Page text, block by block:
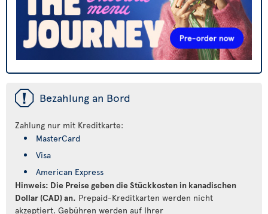
ü Bezahlung an Bord
Zahlung nur mit Kreditkarte:
MasterCard
Visa
American Express
Hinweis: Die Preise geben die Stückkosten in kanadischen
Dollar (CAD) an. Prepaid-Kreditkarten werden nicht
akzeptiert. Gebühren werden auf Ihrer